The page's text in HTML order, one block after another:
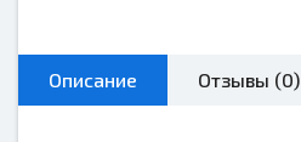
Описание Отзывы (0)